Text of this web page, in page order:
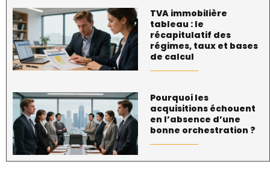
TVA immobilière
tableau : le
récapitulatif des
régimes, taux et bases
de calcul
Pourquoi les
acquisitions échouent
en l’absence d’une
bonne orchestration ?